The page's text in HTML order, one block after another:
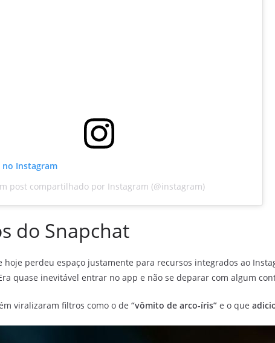
no Instagram
post compartilhado por Instagram (@instagram)
do Snapchat
hoje perdeu espaço justamente para recursos integrados ao
quase inevitável entrar no app e não se deparar com algum
viralizaram filtros como o de “vômito de arco-íris” e o que